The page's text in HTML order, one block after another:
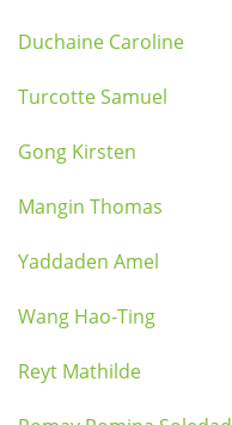
Duchaine Caroline
Turcotte Samuel
Gong Kirsten
Mangin Thomas
Yaddaden Amel
Wang Hao-Ting
Reyt Mathilde